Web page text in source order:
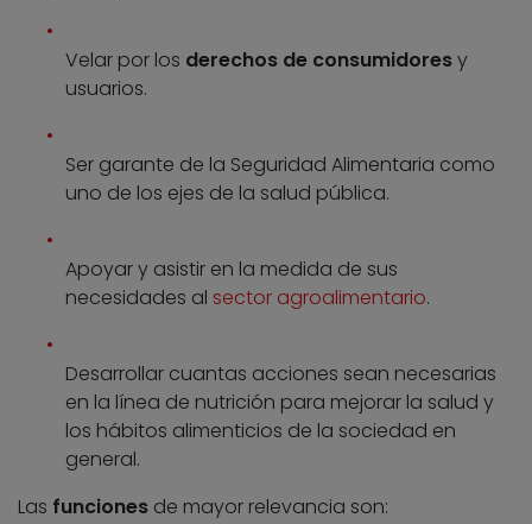
Velar por los derechos de consumidoresy
usuarios.
Ser garante de la Seguridad Alimentaria como
uno de los ejes de la salud pública.
Apoyar y asistir en la medida de sus
necesidades al sector agroalimentario.
Desarrollar cuantas acciones sean necesarias
en la línea de nutrición para mejorar la salud y
los hábitos alimenticios de la sociedad en
general.
Las funciones de mayor relevancia son: